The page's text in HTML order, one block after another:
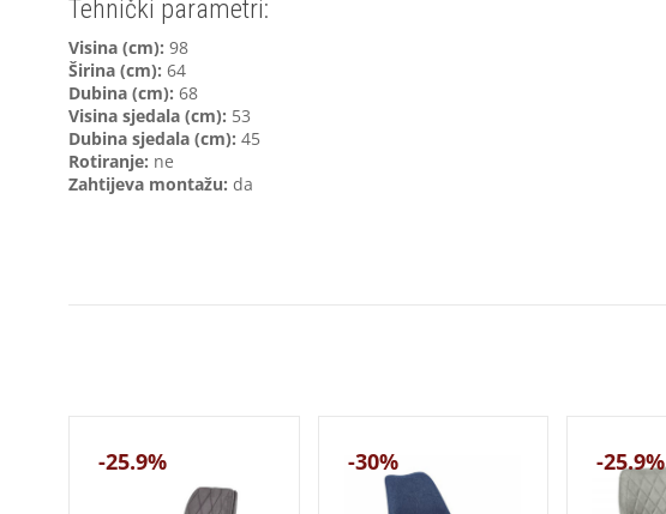
Tehnički parametri:
Visina (cm): 98
Širina (cm): 64
Dubina (cm): 68
Visina sjedala (cm): 53
Dubina sjedala (cm): 45
Rotiranje: ne
Zahtijeva montažu: da
-25.9% -30% -25.9%